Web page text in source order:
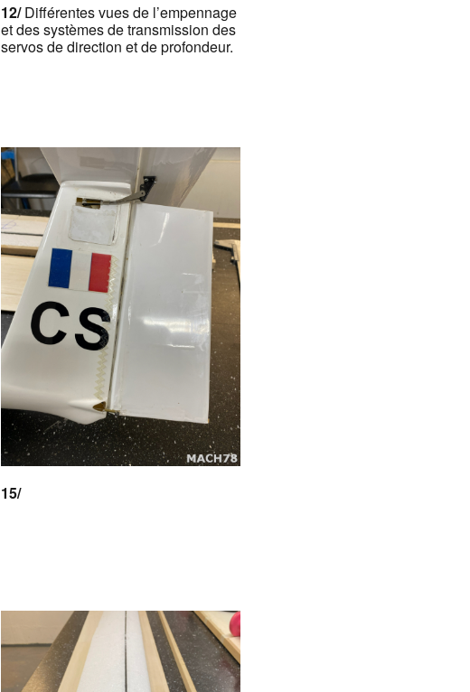
12/Différentes vues de l’empennage
et des systèmes de transmission des
servos de direction et de profondeur.
15/